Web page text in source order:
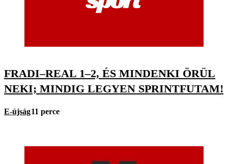
FRADI–REAL 1–2, ÉS MINDENKI ÖRÜL
NEKI; MINDIG LEGYEN SPRINTFUTAM!
E-újság11 perce